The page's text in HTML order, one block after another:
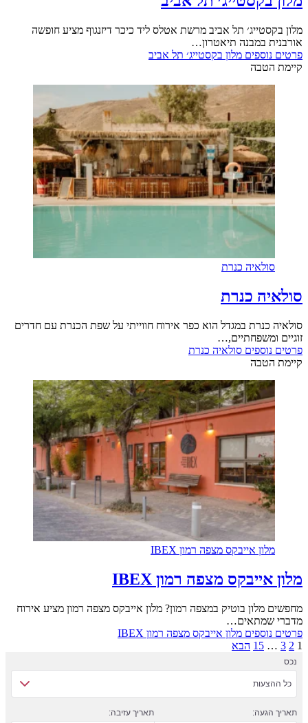
מלון בקסטייג׳ תל אביב מרשת אטלס ליד כיכר דיזנגוף מציע חופשה
אורבנית במבנה תיאטרון…
פרטים נוספים מלון בקסטייג׳ תל אביב
קיימת הטבה
סולאיה כנרת
סולאיה כנרת
סולאיה כנרת במגדל הוא כפר אירוח חווייתי על שפת הכנרת עם חדרים
זוגיים ומשפחתיים,…
פרטים נוספים סולאיה כנרת
קיימת הטבה
מלון אייבקס מצפה רמון IBEX
מלון אייבקס מצפה רמון IBEX
מחפשים מלון בוטיק במצפה רמון? מלון אייבקס מצפה רמון מציע אירוח
מדברי שמתאים…
פרטים נוספים מלון אייבקס מצפה רמון IBEX
1
2
3
…
15 הבא
נכס
כל ההצעות
תאריך הגעה: תאריך עזיבה: